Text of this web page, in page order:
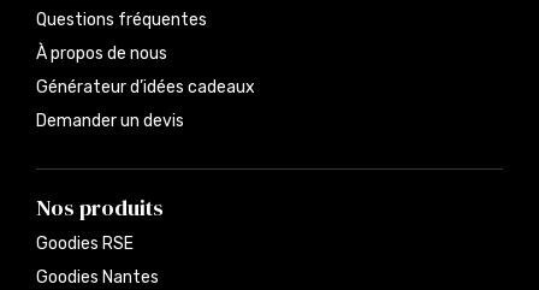
Questions fréquentes
À propos de nous
Générateur d’idées cadeaux
Demander un devis
Nos produits
Goodies RSE
Goodies Nantes